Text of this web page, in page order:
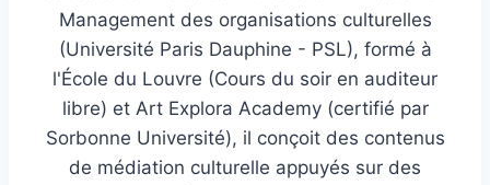
Management des organisations culturelles
(Université Paris Dauphine - PSL), formé à
l'École du Louvre (Cours du soir en auditeur
libre) et Art Explora Academy (certifié par
Sorbonne Université), il conçoit des contenus
de médiation culturelle appuyés sur des